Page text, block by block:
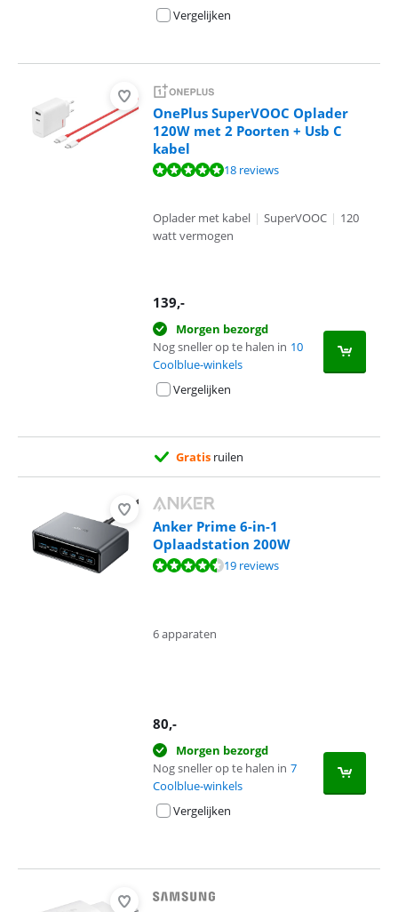
Vergelijken
OnePlus SuperVOOC Oplader
120W met 2 Poorten + Usb C
kabel
Beoordeling is 9,6 van de 10, gebaseerd op 18 reviews.
18 reviews
Oplader met kabel | SuperVOOC | 120
watt vermogen
139,-
Morgen bezorgd
Nog sneller op te halen in 10
Coolblue-winkels
Vergelijken
Gratis ruilen
Anker Prime 6-in-1
Oplaadstation 200W
Beoordeling is 9,1 van de 10, gebaseerd op 19 reviews.
19 reviews
6 apparaten
80,-
Morgen bezorgd
Nog sneller op te halen in 7
Coolblue-winkels
Vergelijken